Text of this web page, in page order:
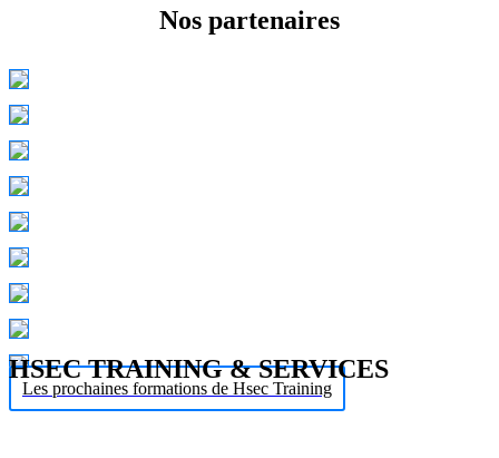
Nos partenaires
Les prochaines formations de Hsec Training
HSEC TRAINING & SERVICES